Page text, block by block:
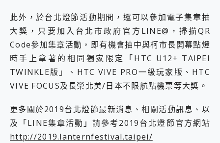
此外，於台北燈節活動期間，還可以參加電子集章抽
大獎，只要加入台北市政府官方LINE@，掃描QR
Code參加集章活動，即有機會抽中與柯市長開幕點燈
時手上拿著的相同獨家限定「HTC U12+ TAIPEI
TWINKLE版」、HTC VIVE PRO一級玩家版、HTC
VIVE FOCUS及長榮北美/日本不限航點機票等大獎。
更多關於2019台北燈節最新消息、相關活動訊息、以
及「LINE集章活動」請參考2019台北燈節官方網站
http://2019.lanternfestival.taipei/